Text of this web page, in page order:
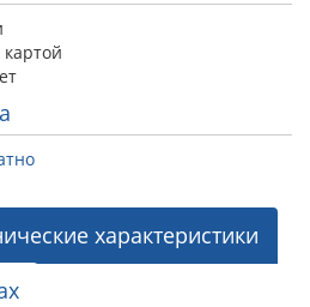
характеристики